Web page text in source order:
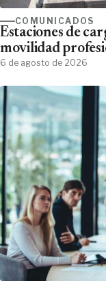
COMUNICADOS
Estaciones de
movilidad
6 de agosto de 2026